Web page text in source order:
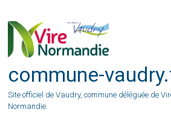
content
commune-
Site officiel de Vaudry, commune déléguée de
Normandie.